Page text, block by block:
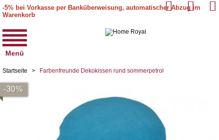
-5% bei Vorkasse per Banküberweisung, automatischer Abzug im
Warenkorb
Menü
Startseite > Farbenfreunde Dekokissen rund sommerpetrol
-30%